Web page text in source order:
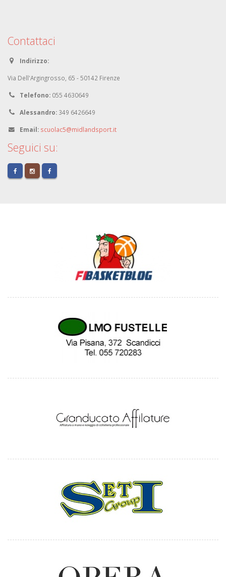
Contattaci
Indirizzo:
Via Dell'Argingrosso, 65 - 50142 Firenze
Telefono: 055 4630649
Alessandro: 349 6426649
Email: scuolac5@midlandsport.it
Seguici su: